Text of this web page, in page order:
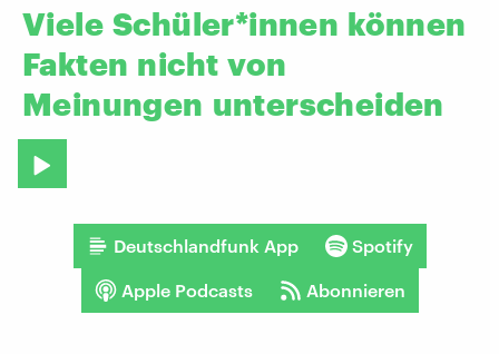
Viele Schüler*innen können
Fakten nicht von
Meinungen unterscheiden
Deutschlandfunk App Spotify
Apple Podcasts Abonnieren